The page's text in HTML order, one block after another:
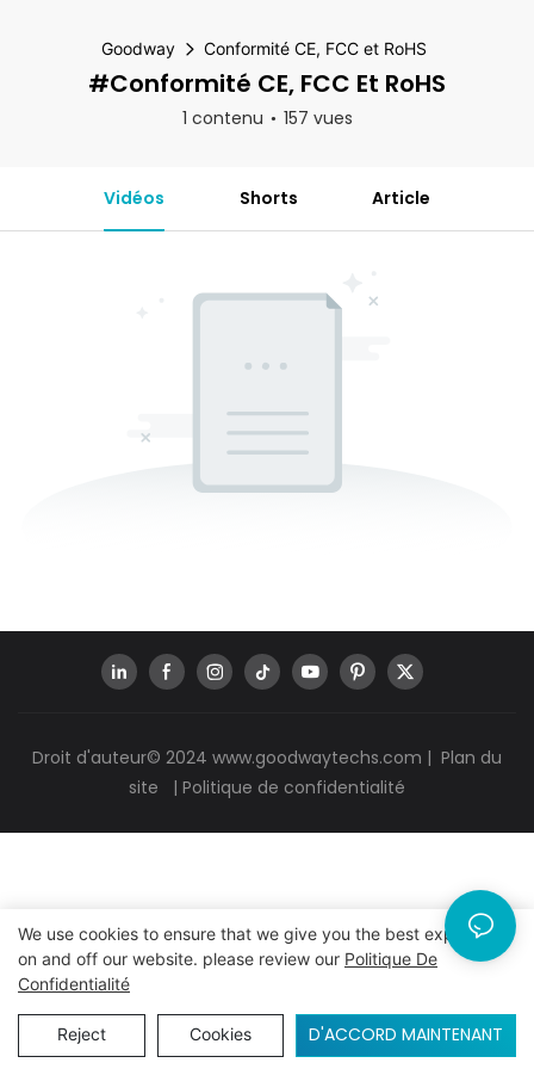
Goodway Conformité CE, FCC et RoHS
#Conformité CE, FCC Et RoHS
1 contenu 157 vues
Vidéos Shorts Article
Droit d'auteur© 2024 www.goodwaytechs.com | Plan du
site
| Politique de confidentialité
We use cookies to ensure that we give you the best experience
on and off our website. please review our Politique De
Confidentialité
Reject Cookies D'ACCORD MAINTENANT